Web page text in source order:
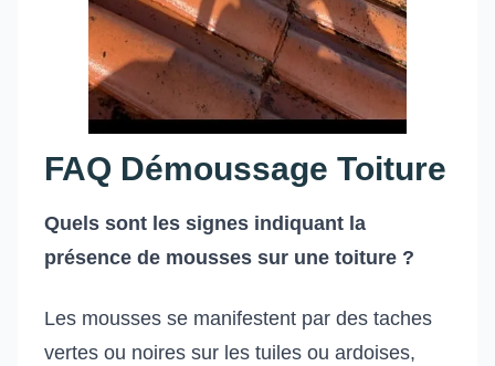
FAQ Démoussage Toiture
Quels sont les signes indiquant la
présence de mousses sur une toiture ?
Les mousses se manifestent par des taches
vertes ou noires sur les tuiles ou ardoises,